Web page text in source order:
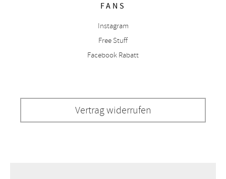
FANS
Instagram
Free Stuff
Facebook Rabatt
Vertrag widerrufen